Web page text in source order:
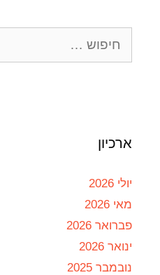
ארכיון
יולי 2026
מאי 2026
פברואר 2026
ינואר 2026
נובמבר 2025